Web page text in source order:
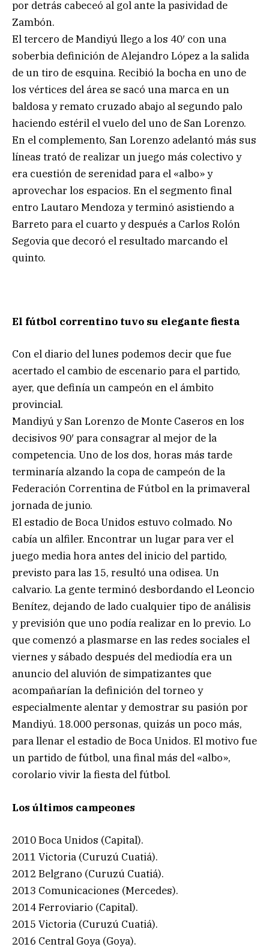
por detrás cabeceó al gol ante la pasividad de
Zambón.
El tercero de Mandiyú llego a los 40′ con una
soberbia definición de Alejandro López a la salida
de un tiro de esquina. Recibió la bocha en uno de
los vértices del área se sacó una marca en un
baldosa y remato cruzado abajo al segundo palo
haciendo estéril el vuelo del uno de San Lorenzo.
En el complemento, San Lorenzo adelantó más sus
líneas trató de realizar un juego más colectivo y
era cuestión de serenidad para el «albo» y
aprovechar los espacios. En el segmento final
entro Lautaro Mendoza y terminó asistiendo a
Barreto para el cuarto y después a Carlos Rolón
Segovia que decoró el resultado marcando el
quinto.
El fútbol correntino tuvo su elegante fiesta
Con el diario del lunes podemos decir que fue
acertado el cambio de escenario para el partido,
ayer, que definía un campeón en el ámbito
provincial.
Mandiyú y San Lorenzo de Monte Caseros en los
decisivos 90′ para consagrar al mejor de la
competencia. Uno de los dos, horas más tarde
terminaría alzando la copa de campeón de la
Federación Correntina de Fútbol en la primaveral
jornada de junio.
El estadio de Boca Unidos estuvo colmado. No
cabía un alfiler. Encontrar un lugar para ver el
juego media hora antes del inicio del partido,
previsto para las 15, resultó una odisea. Un
calvario. La gente terminó desbordando el Leoncio
Benítez, dejando de lado cualquier tipo de análisis
y previsión que uno podía realizar en lo previo. Lo
que comenzó a plasmarse en las redes sociales el
viernes y sábado después del mediodía era un
anuncio del aluvión de simpatizantes que
acompañarían la definición del torneo y
especialmente alentar y demostrar su pasión por
Mandiyú. 18.000 personas, quizás un poco más,
para llenar el estadio de Boca Unidos. El motivo fue
un partido de fútbol, una final más del «albo»,
corolario vivir la fiesta del fútbol.
Los últimos campeones
2010 Boca Unidos (Capital).
2011 Victoria (Curuzú Cuatiá).
2012 Belgrano (Curuzú Cuatiá).
2013 Comunicaciones (Mercedes).
2014 Ferroviario (Capital).
2015 Victoria (Curuzú Cuatiá).
2016 Central Goya (Goya).